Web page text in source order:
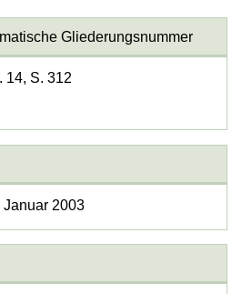
Gliederungsnummer
14, S. 312
Januar 2003